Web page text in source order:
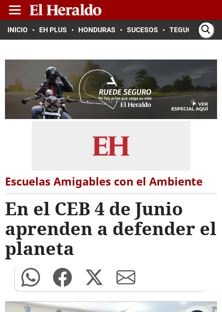
INICIO EH PLUS HONDURAS SUCESOS TEGUCIGALPA
Escuelas Amigables con el Ambiente
En el CEB 4 de Junio
aprenden a defender el
planeta